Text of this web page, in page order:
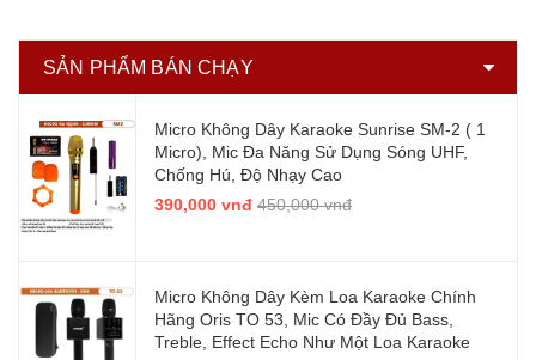
SẢN PHẨM BÁN CHẠY
Micro Không Dây Karaoke Sunrise SM-2 ( 1
Micro), Mic Đa Năng Sử Dụng Sóng UHF,
Chống Hú, Độ Nhạy Cao
390,000 vnđ 450,000 vnđ
Micro Không Dây Kèm Loa Karaoke Chính
Hãng Oris TO 53, Mic Có Đầy Đủ Bass,
Treble, Effect Echo Như Một Loa Karaoke